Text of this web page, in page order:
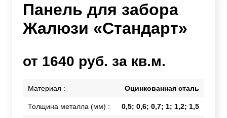
Панель для забора
Жалюзи «Стандарт»
от 1640 руб. за кв.м.
Материал : Оцинкованная сталь
Толщина металла (мм) : 0,5; 0,6; 0,7; 1; 1,2; 1,5